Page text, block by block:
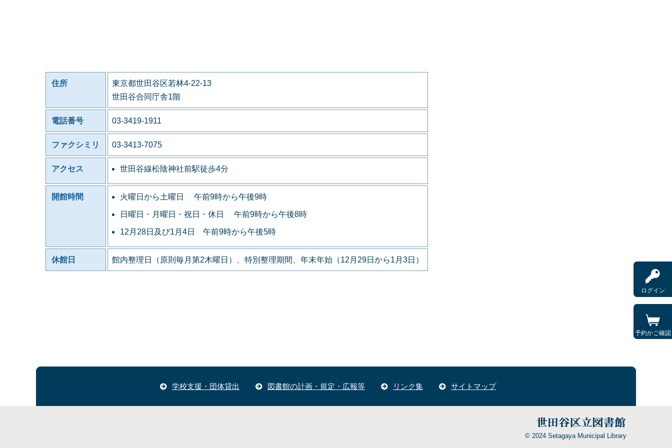
ログイン
予約かご確認
住所
東京都世田谷区若林4-22-13
世田谷合同庁舎1階
電話番号 03-3419-1911
ファクシミリ 03-3413-7075
アクセス 世田谷線松陰神社前駅徒歩4分
開館時間 火曜日から土曜日 午前9時から午後9時
日曜日・月曜日・祝日・休日 午前9時から午後8時
12月28日及び1月4日 午前9時から午後5時
休館日 館内整理日（原則毎月第2木曜日）、特別整理期間、年末年始（12月29日から1月3日）
学校支援・団体貸出 図書館の計画・規定・広報等 リンク集 サイトマップ
© 2024 Setagaya Municipal Library